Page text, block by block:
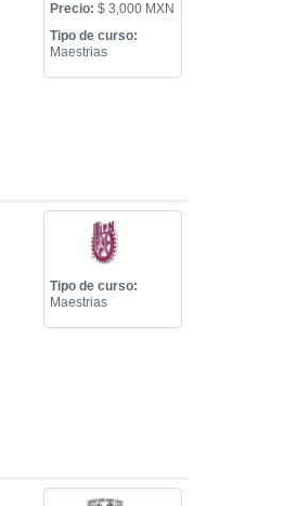
Precio: $ 3,000 MXN
Tipo de curso:
Maestrias
Tipo de curso:
Maestrias